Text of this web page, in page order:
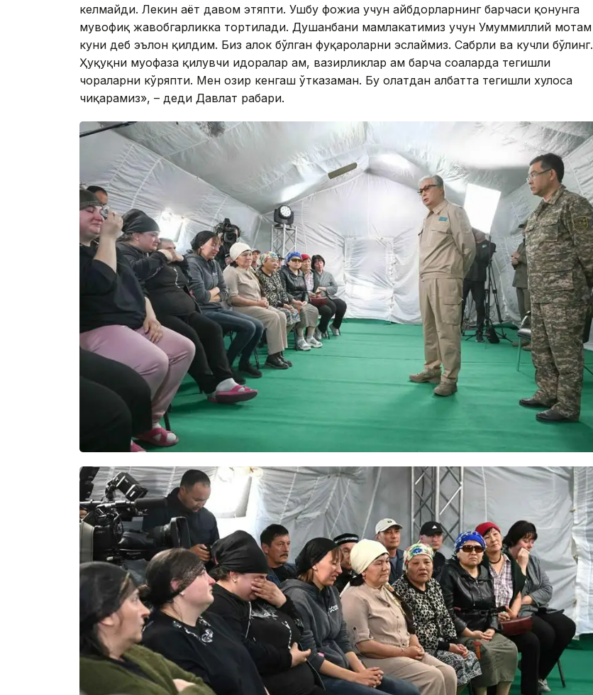
келмайди. Лекин ҳаёт давом этяпти. Ушбу фожиа учун айбдорларнинг барчаси қонунга
мувофиқ жавобгарликка тортилади. Душанбани мамлакатимиз учун Умуммиллий мотам
куни деб эълон қилдим. Биз ҳалок бўлган фуқароларни эслаймиз. Сабрли ва кучли бўлинг.
Ҳуқуқни муҳофаза қилувчи идоралар ҳам, вазирликлар ҳам барча соҳаларда тегишли
чораларни кўряпти. Мен ҳозир кенгаш ўтказаман. Бу ҳолатдан албатта тегишли хулоса
чиқарамиз», – деди Давлат раҳбари.